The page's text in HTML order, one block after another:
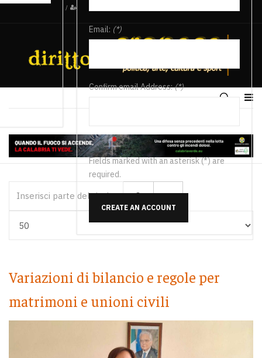
/
Email: (*)
Confirm email Address:(*)
Fields marked with an asterisk (*) are
required.
CREATE AN ACCOUNT
Variazioni di bilancio e regole per
matrimoni e unioni civili